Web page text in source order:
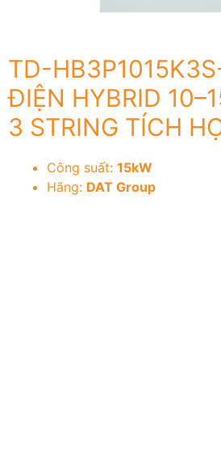
TD-
ĐIỆN HYBRID
3 STRING TÍCH
Công suất: 15kW
Hãng: DAT Group